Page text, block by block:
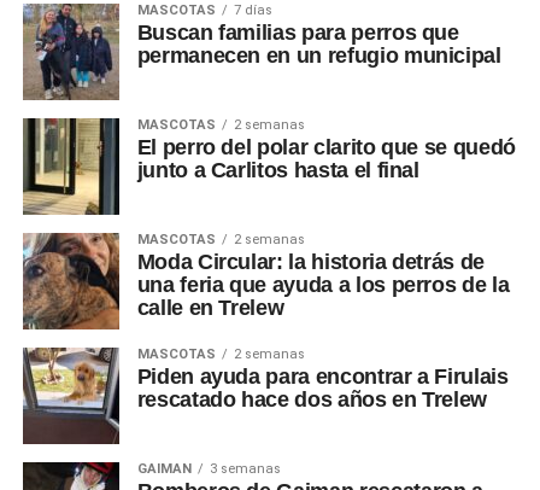
MASCOTAS 7 días
Buscan familias para perros que
permanecen en un refugio municipal
MASCOTAS 2 semanas
El perro del polar clarito que se quedó
junto a Carlitos hasta el final
MASCOTAS 2 semanas
Moda Circular: la historia detrás de
una feria que ayuda a los perros de la
calle en Trelew
MASCOTAS 2 semanas
Piden ayuda para encontrar a Firulais
rescatado hace dos años en Trelew
GAIMAN 3 semanas